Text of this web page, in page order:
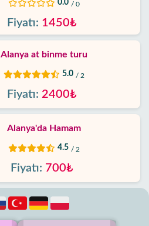
0.0 / 0
Fiyatı: 1450₺
Alanya at binme turu
5.0 / 2
Fiyatı: 2400₺
Alanya'da Hamam
4.5 / 2
Fiyatı: 700₺